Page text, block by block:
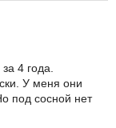
4 года.
У меня они
под сосной нет